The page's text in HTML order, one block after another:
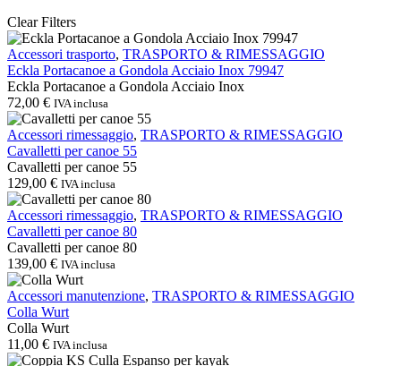
Clear Filters
Eckla
Portacanoe
a
Gondola
Acciaio
Inox
79947
Accessori trasporto, TRASPORTO & RIMESSAGGIO
Eckla Portacanoe a Gondola Acciaio Inox 79947
Eckla Portacanoe a Gondola Acciaio Inox
72,00 € IVA inclusa
Cavalletti
per
canoe
55
Accessori rimessaggio, TRASPORTO & RIMESSAGGIO
Cavalletti per canoe 55
Cavalletti per canoe 55
129,00 € IVA inclusa
Cavalletti
per
canoe
80
Accessori rimessaggio, TRASPORTO & RIMESSAGGIO
Cavalletti per canoe 80
Cavalletti per canoe 80
139,00 € IVA inclusa
Colla
Wurt
Accessori manutenzione, TRASPORTO & RIMESSAGGIO
Colla Wurt
Colla Wurt
11,00 € IVA inclusa